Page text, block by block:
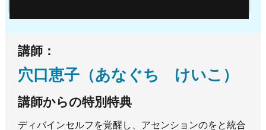
講師：
穴口恵子（あなぐち けいこ）
講師からの特別特典
ディバインセルフを覚醒し、アセンションのをと統合